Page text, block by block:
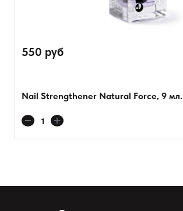
550 руб
Nail Strengthener Natural Force, 9 мл.